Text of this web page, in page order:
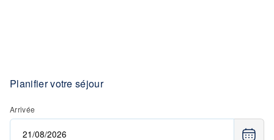
Planifier votre séjour
Arrivée